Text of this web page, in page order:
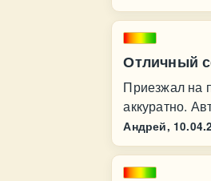
Отличный
Приезжал на
аккуратно.
Андрей,